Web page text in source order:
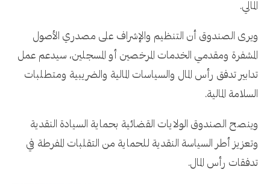
المالي.
ويرى الصندوق أن التنظيم والإشراف على مصدري الأصول
المشفرة ومقدمي الخدمات المرخصين أو المسجلين، سيدعم عمل
تدابير تدفق رأس المال والسياسات المالية والضريبية ومتطلبات
السلامة المالية.
وينصح الصندوق الولايات القضائية بحماية السيادة النقدية
وتعزيز أطر السياسة النقدية للحماية من التقلبات المفرطة في
تدفقات رأس المال.